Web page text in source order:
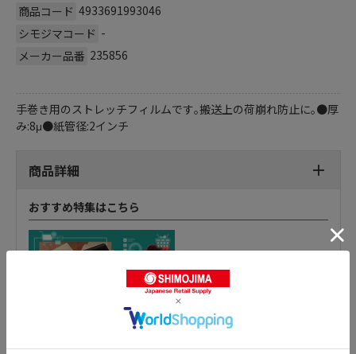
商品コード 4933691993046
シモジマコード -
メーカー品番 235856
手巻き用のストレッチフィルムです｡搬送上の荷崩れ防止に｡●厚
み:8μ●紙管径:2インチ
商品詳細
おすすめ特集はこちら